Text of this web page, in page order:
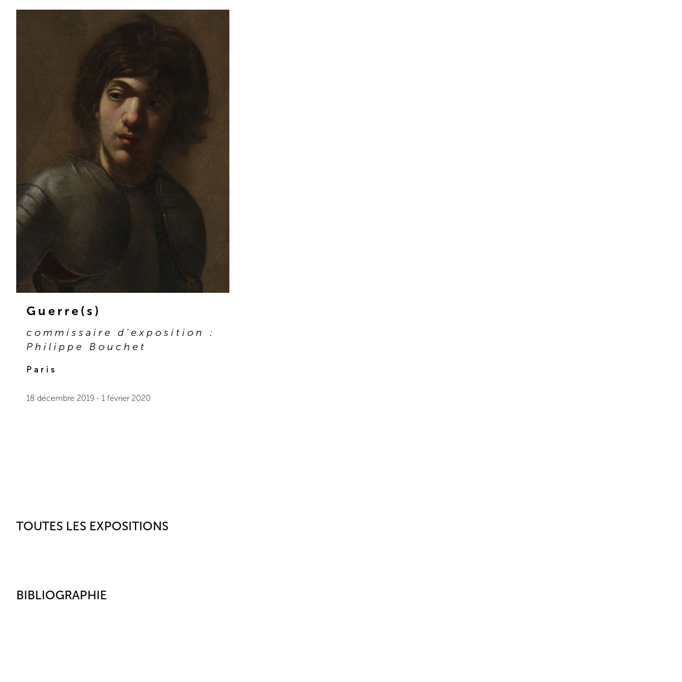
Guerre(s)
commissaire d'exposition :
Philippe Bouchet
Paris
18 décembre 2019 - 1 février 2020
TOUTES LES EXPOSITIONS
BIBLIOGRAPHIE